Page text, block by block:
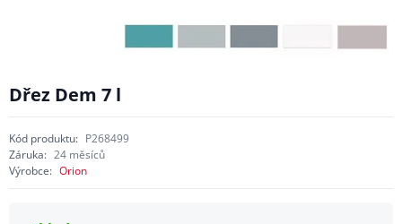
Dřez Dem 7 l
Kód produktu: P268499
Záruka: 24 měsíců
Výrobce: Orion